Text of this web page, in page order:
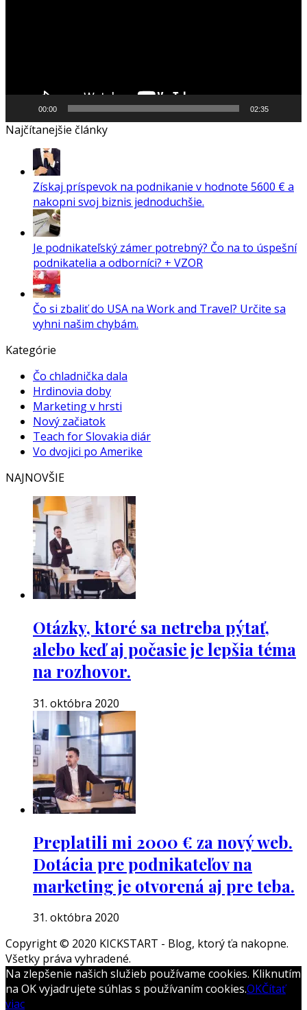
00:00 02:35
Najčítanejšie články
Získaj príspevok na podnikanie v hodnote 5600 € a
nakopni svoj biznis jednoduchšie.
Je podnikateľský zámer potrebný? Čo na to úspešní
podnikatelia a odborníci? + VZOR
Čo si zbaliť do USA na Work and Travel? Určite sa
vyhni našim chybám.
Kategórie
Čo chladnička dala
Hrdinovia doby
Marketing v hrsti
Nový začiatok
Teach for Slovakia diár
Vo dvojici po Amerike
NAJNOVŠIE
Otázky, ktoré sa netreba pýtať,
alebo keď aj počasie je lepšia téma
na rozhovor.
31. októbra 2020
Preplatili mi 2000 € za nový web.
Dotácia pre podnikateľov na
marketing je otvorená aj pre teba.
31. októbra 2020
Copyright © 2020 KICKSTART - Blog, ktorý ťa nakopne.
Všetky práva vyhradené.
Boston
Theme
by
Na zlepšenie našich služieb používame cookies. Kliknutím
na OK vyjadrujete súhlas s používaním cookies.OKČítať
viac